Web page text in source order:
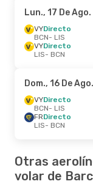
Lun., 17 De Ago.
VYDirecto
BCN- LIS
VYDirecto
LIS- BCN
Dom., 16 De Ago.
VYDirecto
BCN- LIS
FRDirecto
LIS- BCN
Otras
volar de